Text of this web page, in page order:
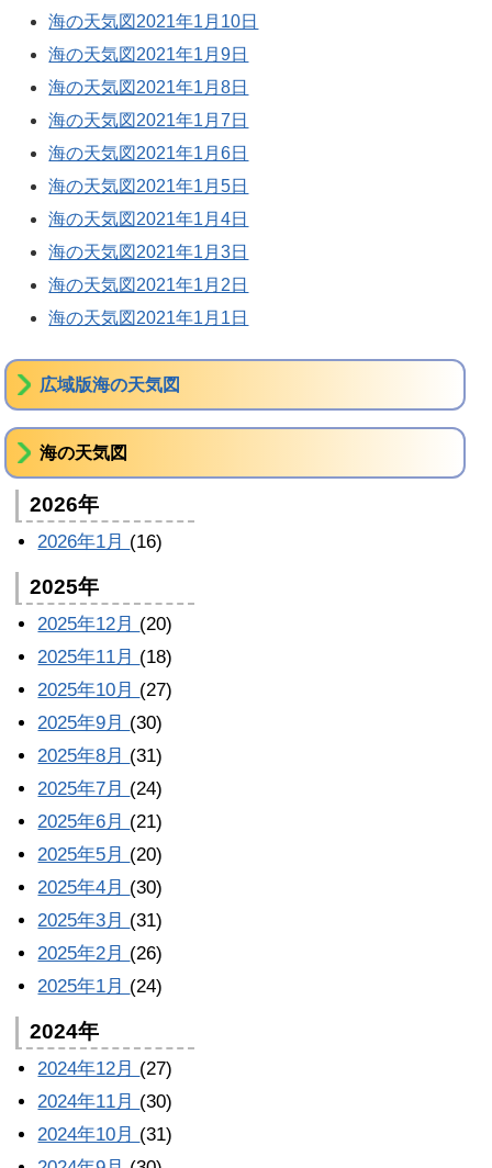
海の天気図2021年1月10日
海の天気図2021年1月9日
海の天気図2021年1月8日
海の天気図2021年1月7日
海の天気図2021年1月6日
海の天気図2021年1月5日
海の天気図2021年1月4日
海の天気図2021年1月3日
海の天気図2021年1月2日
海の天気図2021年1月1日
広域版海の天気図
海の天気図
2026年
2026年1月 (16)
2025年
2025年12月 (20)
2025年11月 (18)
2025年10月 (27)
2025年9月 (30)
2025年8月 (31)
2025年7月 (24)
2025年6月 (21)
2025年5月 (20)
2025年4月 (30)
2025年3月 (31)
2025年2月 (26)
2025年1月 (24)
2024年
2024年12月 (27)
2024年11月 (30)
2024年10月 (31)